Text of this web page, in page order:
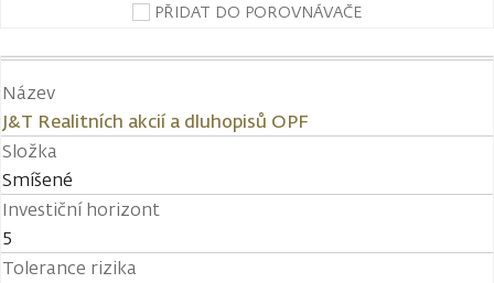
PŘIDAT DO POROVNÁVAČE
Název
J&T Realitních akcií a dluhopisů OPF
Složka
Smíšené
Investiční horizont
5
Tolerance rizika